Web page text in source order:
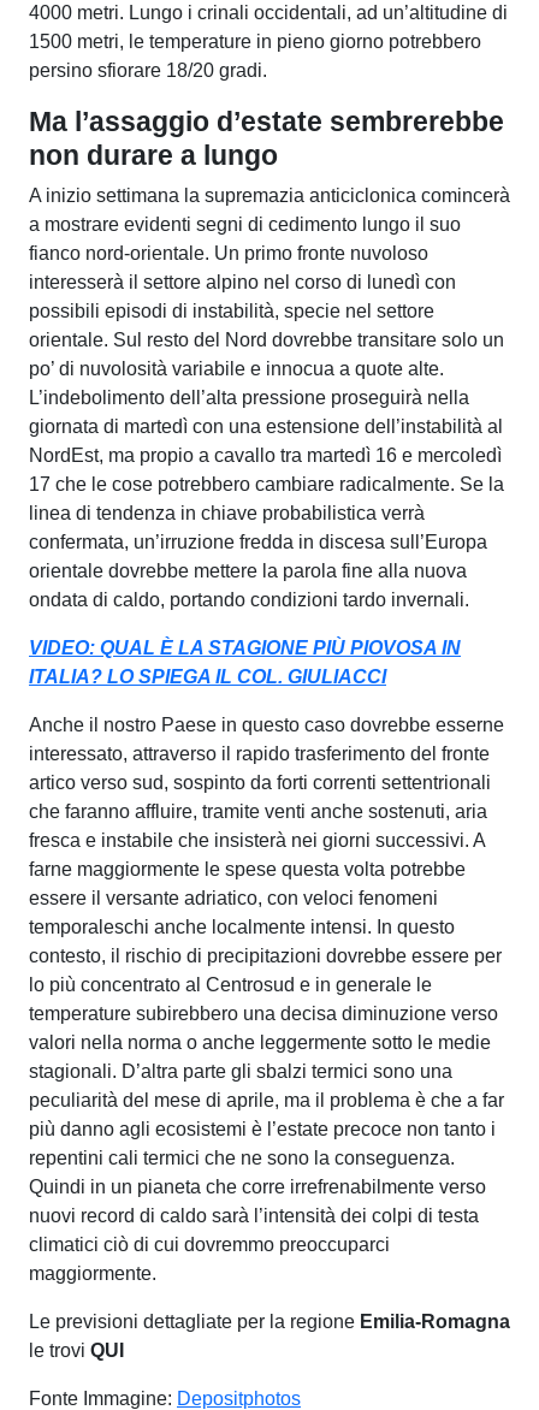
4000 metri. Lungo i crinali occidentali, ad un’altitudine di
1500 metri, le temperature in pieno giorno potrebbero
persino sfiorare 18/20 gradi.
Ma l’assaggio d’estate sembrerebbe
non durare a lungo
A inizio settimana la supremazia anticiclonica comincerà
a mostrare evidenti segni di cedimento lungo il suo
fianco nord-orientale. Un primo fronte nuvoloso
interesserà il settore alpino nel corso di lunedì con
possibili episodi di instabilità, specie nel settore
orientale. Sul resto del Nord dovrebbe transitare solo un
po’ di nuvolosità variabile e innocua a quote alte.
L’indebolimento dell’alta pressione proseguirà nella
giornata di martedì con una estensione dell’instabilità al
NordEst, ma propio a cavallo tra martedì 16 e mercoledì
17 che le cose potrebbero cambiare radicalmente. Se la
linea di tendenza in chiave probabilistica verrà
confermata, un’irruzione fredda in discesa sull’Europa
orientale dovrebbe mettere la parola fine alla nuova
ondata di caldo, portando condizioni tardo invernali.
VIDEO: QUAL È LA STAGIONE PIÙ PIOVOSA IN
ITALIA? LO SPIEGA IL COL. GIULIACCI
Anche il nostro Paese in questo caso dovrebbe esserne
interessato, attraverso il rapido trasferimento del fronte
artico verso sud, sospinto da forti correnti settentrionali
che faranno affluire, tramite venti anche sostenuti, aria
fresca e instabile che insisterà nei giorni successivi. A
farne maggiormente le spese questa volta potrebbe
essere il versante adriatico, con veloci fenomeni
temporaleschi anche localmente intensi. In questo
contesto, il rischio di precipitazioni dovrebbe essere per
lo più concentrato al Centrosud e in generale le
temperature subirebbero una decisa diminuzione verso
valori nella norma o anche leggermente sotto le medie
stagionali. D’altra parte gli sbalzi termici sono una
peculiarità del mese di aprile, ma il problema è che a far
più danno agli ecosistemi è l’estate precoce non tanto i
repentini cali termici che ne sono la conseguenza.
Quindi in un pianeta che corre irrefrenabilmente verso
nuovi record di caldo sarà l’intensità dei colpi di testa
climatici ciò di cui dovremmo preoccuparci
maggiormente.
Le previsioni dettagliate per la regione Emilia-Romagna
le trovi QUI
Fonte Immagine: Depositphotos